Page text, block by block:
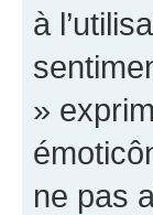
à
»
ne pas